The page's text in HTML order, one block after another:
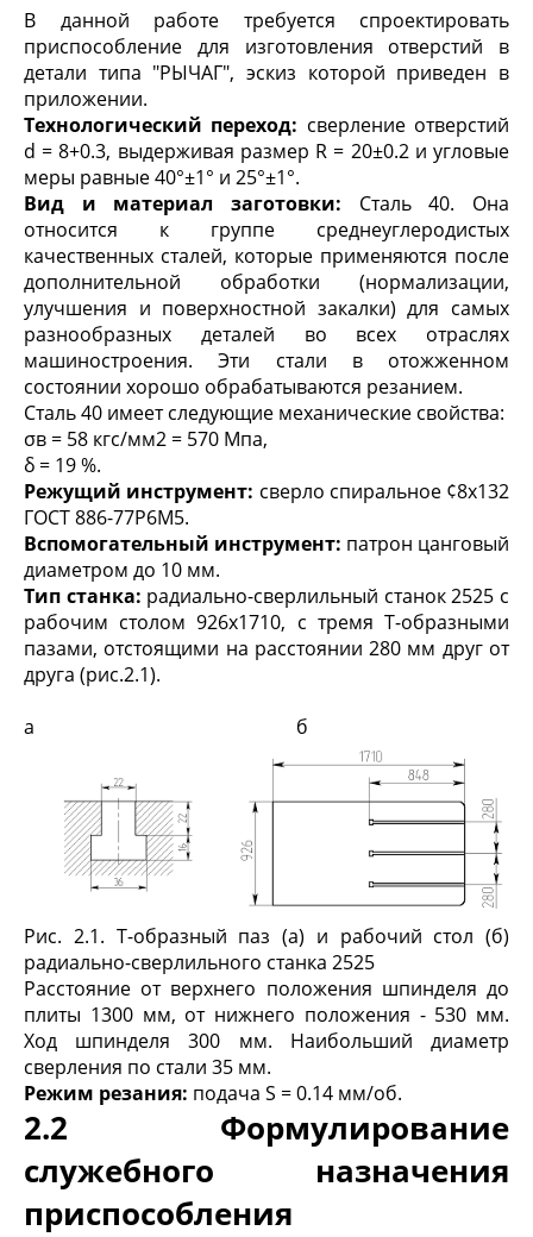
В данной работе требуется спроектировать
приспособление для изготовления отверстий в
детали типа "РЫЧАГ", эскиз которой приведен в
приложении.
Технологический переход: сверление отверстий
d = 8+0.3, выдерживая размер R = 20±0.2 и угловые
меры равные 40°±1° и 25°±1°.
Вид и материал заготовки: Сталь 40. Она
относится к группе среднеуглеродистых
качественных сталей, которые применяются после
дополнительной обработки (нормализации,
улучшения и поверхностной закалки) для самых
разнообразных деталей во всех отраслях
машиностроения. Эти стали в отожженном
состоянии хорошо обрабатываются резанием.
Сталь 40 имеет следующие механические свойства:
σв = 58 кгс/мм2 = 570 Мпа,
δ = 19 %.
Режущий инструмент: сверло спиральное ¢8х132
ГОСТ 886-77Р6М5.
Вспомогательный инструмент: патрон цанговый
диаметром до 10 мм.
Тип станка: радиально-сверлильный станок 2525 с
рабочим столом 926х1710, с тремя Т-образными
пазами, отстоящими на расстоянии 280 мм друг от
друга (рис.2.1).
а б
Рис. 2.1. Т-образный паз (а) и рабочий стол (б)
радиально-сверлильного станка 2525
Расстояние от верхнего положения шпинделя до
плиты 1300 мм, от нижнего положения - 530 мм.
Ход шпинделя 300 мм. Наибольший диаметр
сверления по стали 35 мм.
Режим резания: подача S = 0.14 мм/об.
2.2 Формулирование
служебного назначения
приспособления